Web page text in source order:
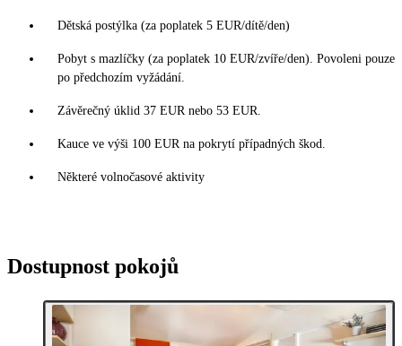
Dětská postýlka (za poplatek 5 EUR/dítě/den)
Pobyt s mazlíčky (za poplatek 10 EUR/zvíře/den). Povoleni pouze
po předchozím vyžádání.
Závěrečný úklid 37 EUR nebo 53 EUR.
Kauce ve výši 100 EUR na pokrytí případných škod.
Některé volnočasové aktivity
Dostupnost pokojů